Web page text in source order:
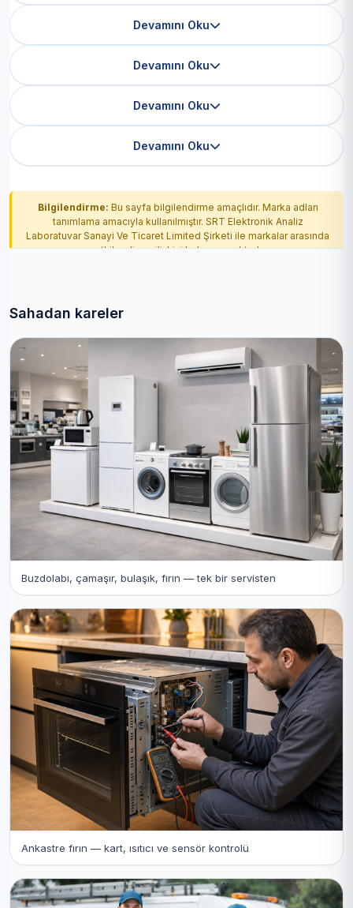
Devamını Oku
Devamını Oku
Devamını Oku
Devamını Oku
Bilgilendirme: Bu sayfa bilgilendirme amaçlıdır. Marka adları
tanımlama amacıyla kullanılmıştır. SRT Elektronik Analiz
Laboratuvar Sanayi Ve Ticaret Limited Şirketi ile markalar arasında
yetkilendirme ilişkisi bulunmamaktadır.
Sahadan kareler
Buzdolabı, çamaşır, bulaşık, fırın — tek bir servisten
Ankastre fırın — kart, ısıtıcı ve sensör kontrolü